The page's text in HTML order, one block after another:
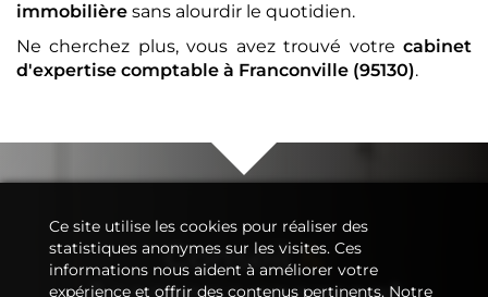
immobilière sans alourdir le quotidien.
Ne cherchez plus, vous avez trouvé votre cabinet
d'expertise comptable à Franconville (95130).
Conseil&
Ce site utilise les cookies pour réaliser des
statistiques anonymes sur les visites. Ces
informations nous aident à améliorer votre
expérience et offrir des contenus pertinents. Notre